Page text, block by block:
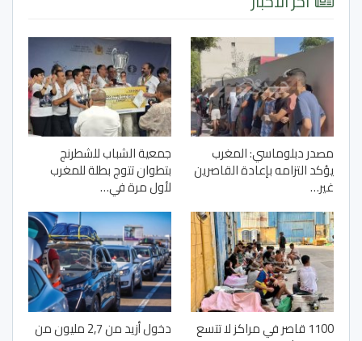
مصدر دبلوماسي: المغرب
يؤكد التزامه بإعادة القاصرين
غير…
جمعية الشباب للشطرنج
بتطوان تتوج بطلة للمغرب
لأول مرة في…
1100 قاصر في مراكز لا تتسع دخول أزيد من 2,7 مليون من